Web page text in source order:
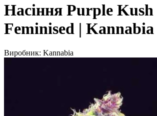
Насіння Purple Kush
Feminised | Kannabia
Виробник: Kannabia